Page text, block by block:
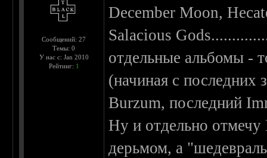
Сообщений: 27
Темы: 0
У нас с: Jan 2010
Рейтинг: 1
December Moon,
Salacious
отдельные альбомы -
(начиная с последних
Burzum, последний
Ну и отдельно отмечу
дерьмом, а